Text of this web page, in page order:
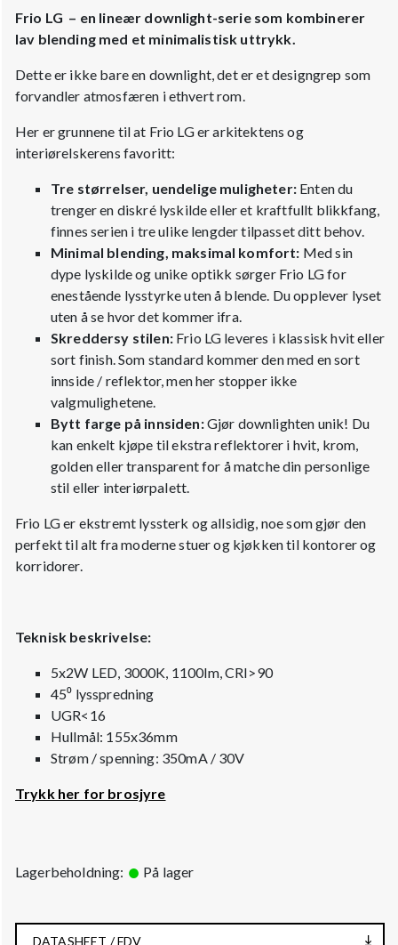
Frio LG – en lineær downlight-serie som kombinerer
lav blending med et minimalistisk uttrykk.
Dette er ikke bare en downlight, det er et designgrep som
forvandler atmosfæren i ethvert rom.
Her er grunnene til at Frio LG er arkitektens og
interiørelskerens favoritt:
Tre størrelser, uendelige muligheter:Enten du
trenger en diskré lyskilde eller et kraftfullt blikkfang,
finnes serien i tre ulike lengder tilpasset ditt behov.
Minimal blending, maksimal komfort: Med sin
dype lyskilde og unike optikk sørger Frio LG for
enestående lysstyrke uten å blende. Du opplever lyset
uten å se hvor det kommer ifra.
Skreddersy stilen:Frio LG leveres i klassisk hvit eller
sort finish. Som standard kommer den med en sort
innside / reflektor, men her stopper ikke
valgmulighetene.
Bytt farge på innsiden:Gjør downlighten unik! Du
kan enkelt kjøpe til ekstra reflektorer i hvit, krom,
golden eller transparent for å matche din personlige
stil eller interiørpalett.
Frio LG er ekstremt lyssterk og allsidig, noe som gjør den
perfekt til alt fra moderne stuer og kjøkken til kontorer og
korridorer.
Teknisk beskrivelse:
5x2W LED, 3000K, 1100lm, CRI>90
45⁰ lysspredning
UGR<16
Hullmål: 155x36mm
Strøm / spenning: 350mA / 30V
Trykk her for brosjyre
Lagerbeholdning: På lager
DATASHEET / FDV